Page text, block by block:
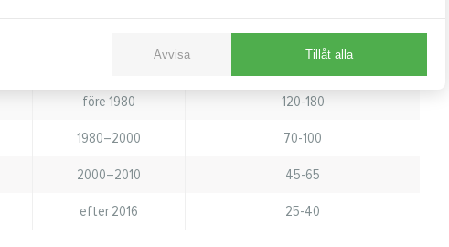
Värmeförluster, W/m²
före 1980
120-180
1980–2000
70-100
2000–2010
45-65
efter 2016 25-40
Avvisa Tillåt alla